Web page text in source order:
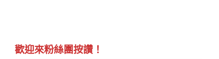
歡迎來粉絲團按讚！